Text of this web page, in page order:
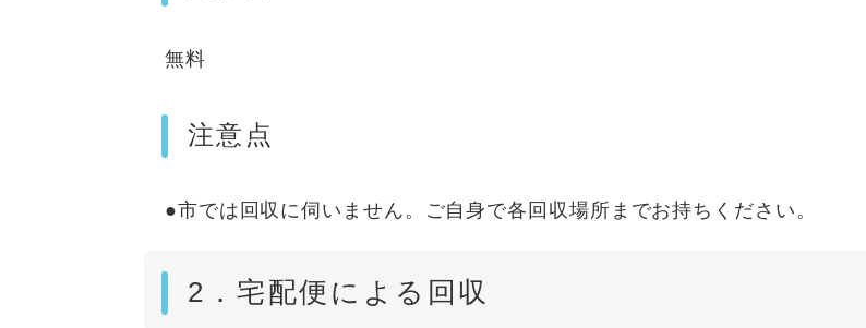
無料
注意点
●市では回収に伺いません。ご自身で各回収場所までお持ちください。
2．宅配便による回収